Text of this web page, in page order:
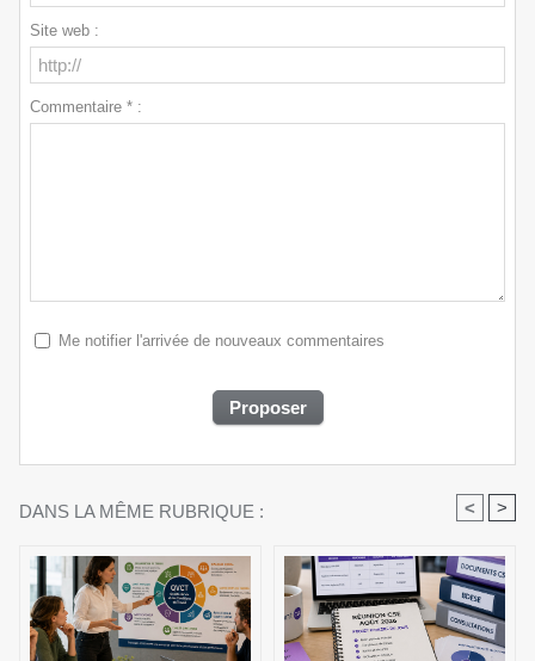
Site web :
Commentaire * :
Me notifier l'arrivée de nouveaux commentaires
DANS LA MÊME RUBRIQUE : < >